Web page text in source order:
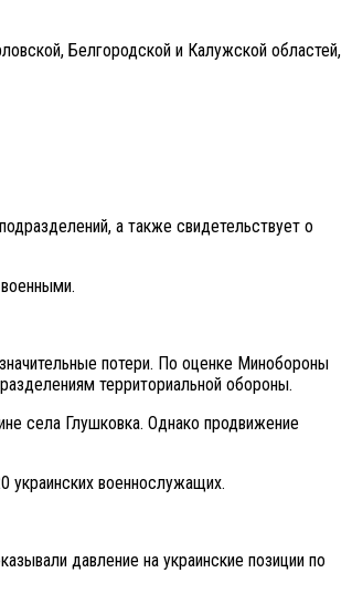
Белгородской и Калужской областей,
а также свидетельствует о
потери. По оценке Минобороны
территориальной обороны.
села Глушковка. Однако продвижение
украинских военнослужащих.
давление на украинские позиции по